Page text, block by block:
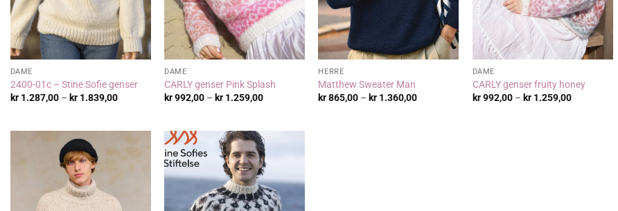
DAME
2400-01c – Stine Sofie genser
kr1.287,00 – kr1.839,00Prisområde:
DAME
CARLY genser Pink Splash
kr992,00 – kr 1.259,00Prisområde:
HERRE
Matthew Sweater Man
kr865,00 – kr 1.360,00Prisområde:
DAME
CARLY genser fruity honey
kr992,00 – kr1.259,00Prisområde: